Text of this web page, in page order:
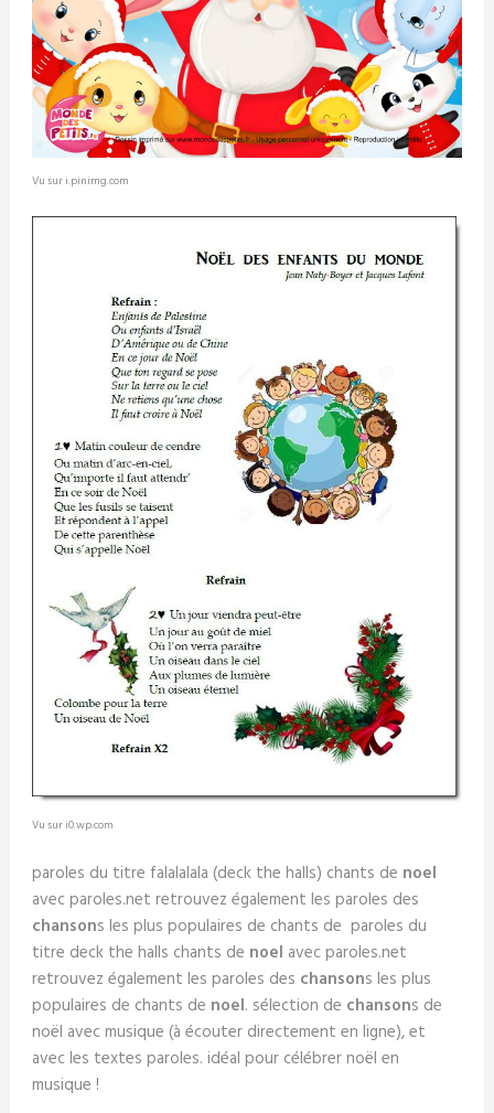
Vu sur i.pinimg.com
Vu sur i0.wp.com
paroles du titre falalalala (deck the halls) chants de noel
avec paroles.net retrouvez également les paroles des
chansons les plus populaires de chants de paroles du
titre deck the halls chants de noel avec paroles.net
retrouvez également les paroles des chansons les plus
populaires de chants de noel. sélection de chansons de
noël avec musique (à écouter directement en ligne), et
avec les textes paroles. idéal pour célébrer noël en
musique !